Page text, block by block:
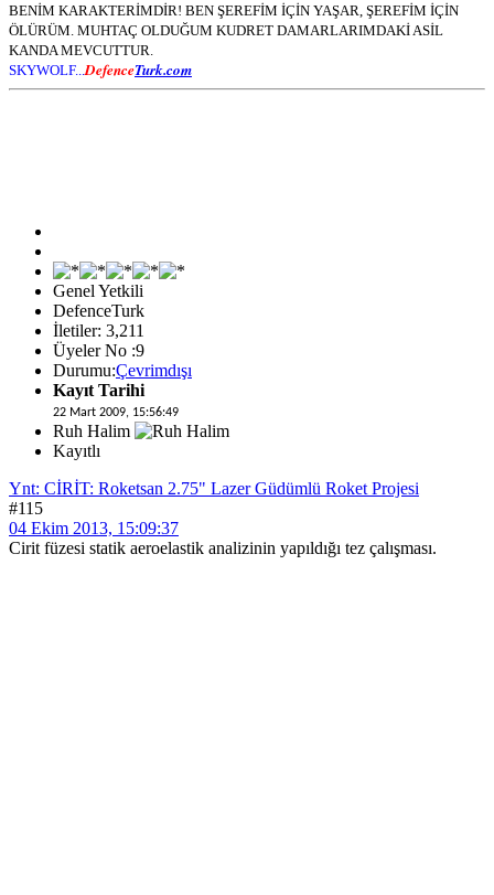
BENİM KARAKTERİMDİR! BEN ŞEREFİM İÇİN YAŞAR, ŞEREFİM İÇİN
ÖLÜRÜM. MUHTAÇ OLDUĞUM KUDRET DAMARLARIMDAKİ ASİL
KANDA MEVCUTTUR.
SKYWOLF... DefenceTurk.com
Genel Yetkili
DefenceTurk
İletiler: 3,211
Üyeler No :9
Durumu:Çevrimdışı
Kayıt Tarihi
22 Mart 2009, 15:56:49
Ruh Halim
Kayıtlı
Ynt: CİRİT: Roketsan 2.75" Lazer Güdümlü Roket Projesi
#115
04 Ekim 2013, 15:09:37
Cirit füzesi statik aeroelastik analizinin yapıldığı tez çalışması.